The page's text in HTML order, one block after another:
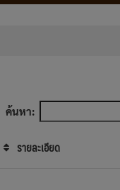
ค้นหา:
รายละเอียด